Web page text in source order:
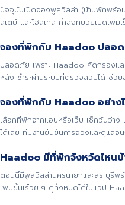
ปัจจุบันเปิดจองพูลวิลล่า (บ้านพักพร้อ
สเตย์ และโฮสเทล กำลังทยอยเปิดเพิ่ม
จองที่พักกับ Haadoo ปลอด
ปลอดภัย เพราะ Haadoo คัดกรองแ
หลัง ชำระผ่านระบบที่ตรวจสอบได้ ช่ว
จองที่พักกับ Haadoo อย่าง
เลือกที่พักจากแอปหรือเว็บ เช็กวันว่า
ได้เลย ทีมงานยืนยันการจองและดูแลจ
Haadoo มีที่พักจังหวัดไหนบ้
ตอนนี้มีพูลวิลล่านครนายกและสระบุรีพ
เพิ่มขึ้นเรื่อย ๆ ดูทั้งหมดได้ในแอป